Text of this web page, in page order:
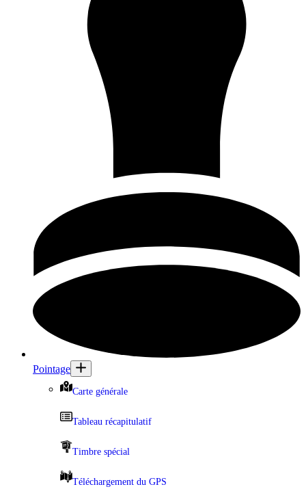
Pointage
Carte générale
Tableau récapitulatif
Timbre spécial
Téléchargement du GPS